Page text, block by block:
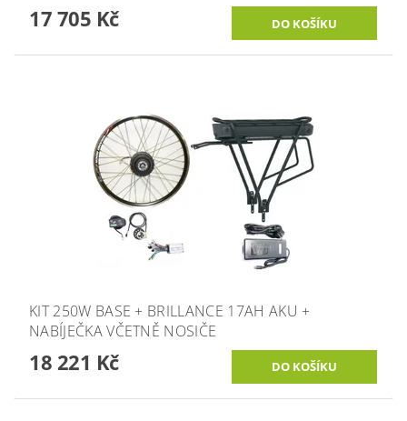
17 705 Kč
KIT 250W BASE + BRILLANCE 17AH AKU +
NABÍJEČKA VČETNĚ NOSIČE
18 221 Kč